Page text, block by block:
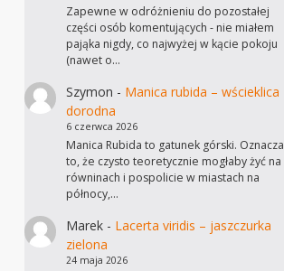
Zapewne w odróżnieniu do pozostałej
części osób komentujących - nie miałem
pająka nigdy, co najwyżej w kącie pokoju
(nawet o…
Szymon - Manica rubida – wścieklica
dorodna
6 czerwca 2026
Manica Rubida to gatunek górski. Oznacza
to, że czysto teoretycznie mogłaby żyć na
równinach i pospolicie w miastach na
północy,…
Marek- Lacerta viridis – jaszczurka
zielona
24 maja 2026